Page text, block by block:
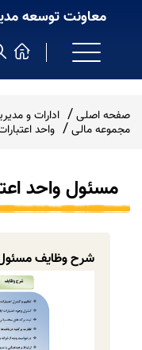
معاونت توسعه
صفحه اصلی ادارات و
مجموعه مالی
واحد
مسئول واحد
شرح وظایف مسئول